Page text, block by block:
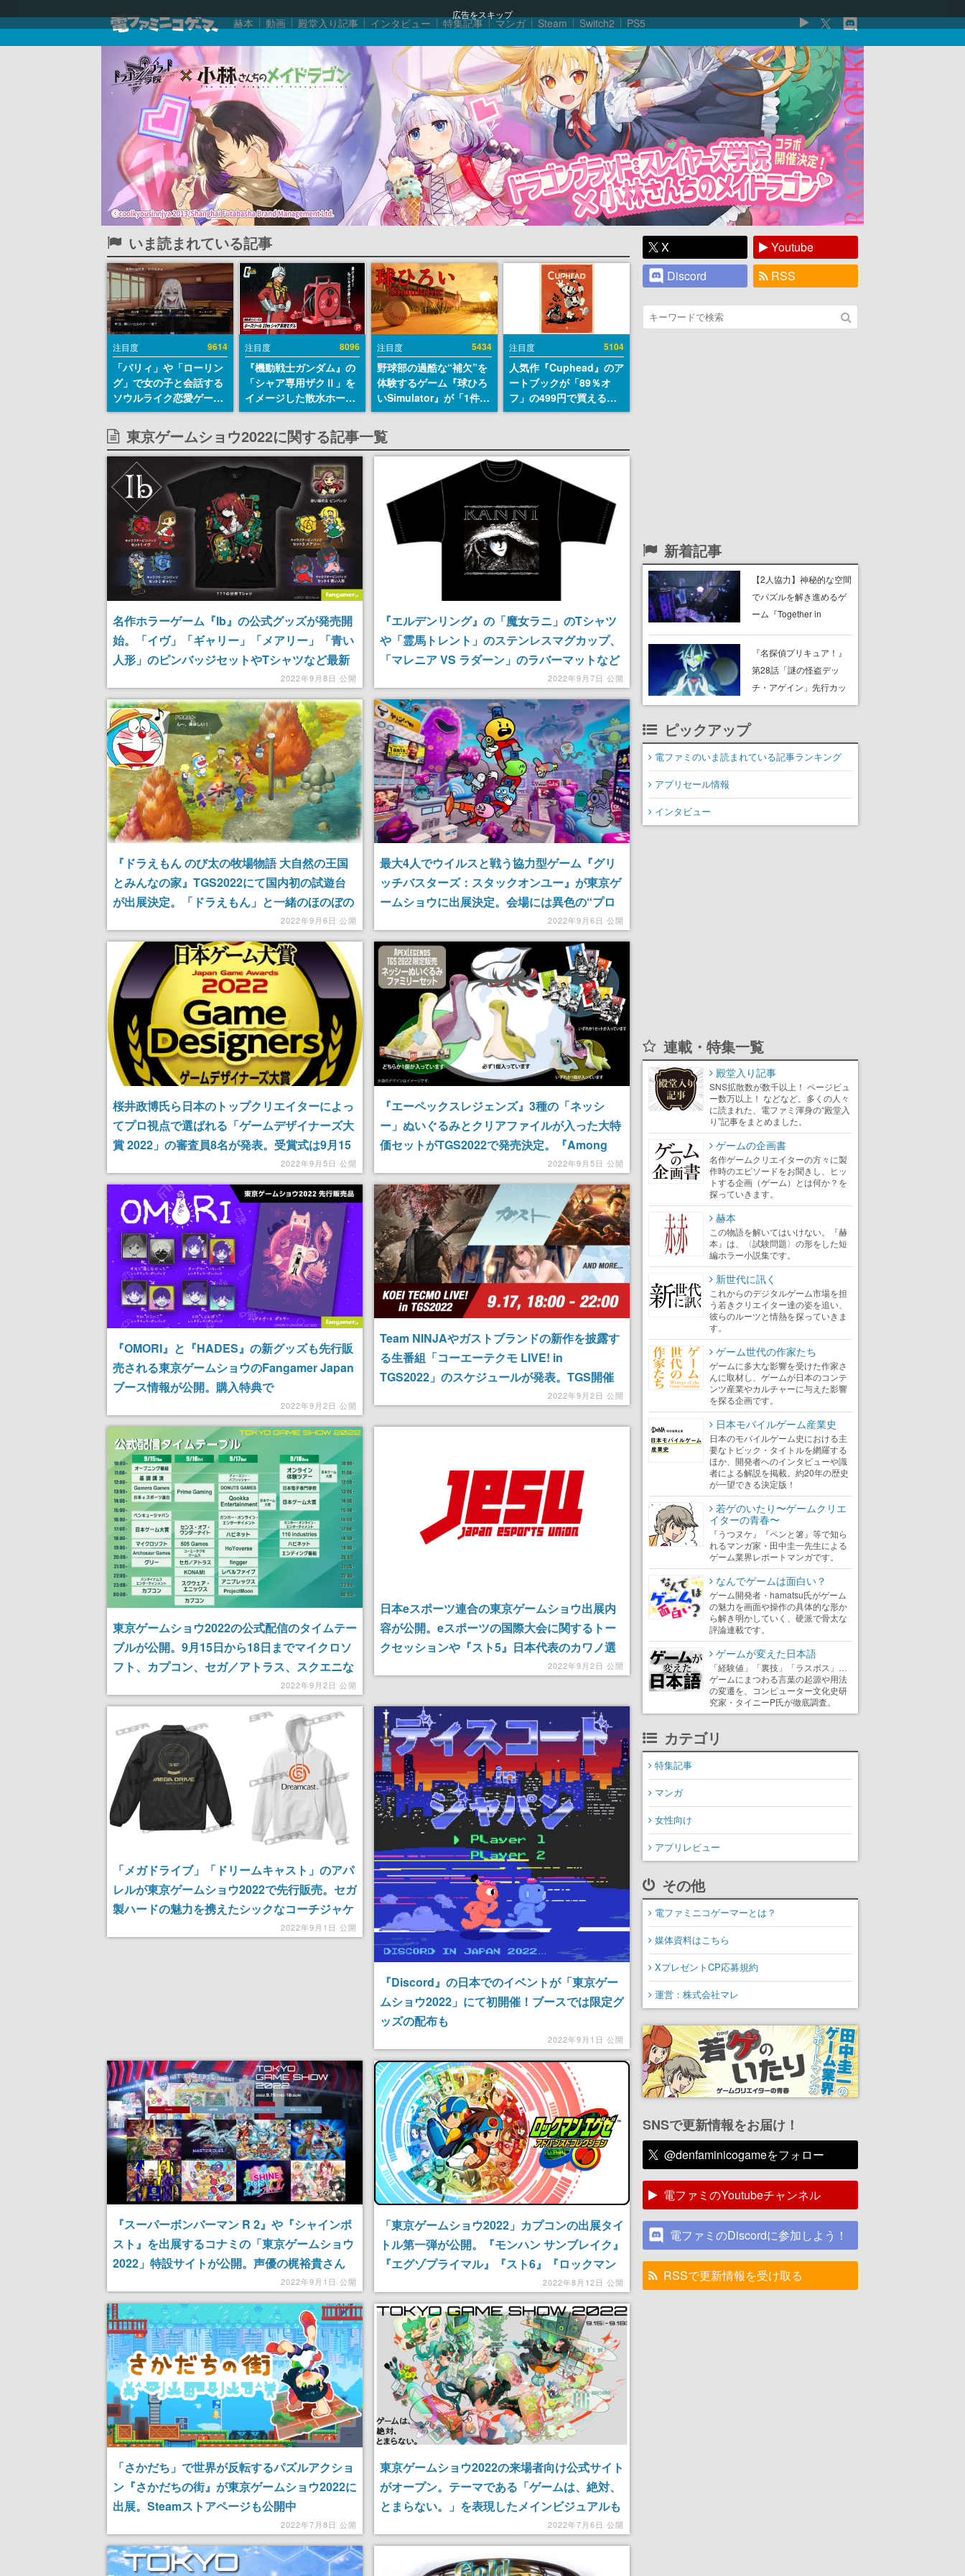
広告をスキップ
赫本 動画 殿堂入り記事 インタビュー 特集記事 マンガ Steam Switch2 PS5
いま読まれている記事
注目度 9614
「パリィ」や「ローリン
グ」で女の子と会話する
ソウルライク恋愛ゲーム
『小早川さんはソウルラ
イク』無料公開。返事に
失敗すると「YOU
DIED」
注目度 8096
『機動戦士ガンダム』の
「シャア専用ザクⅡ」を
イメージした散水ホース
リールが予約開始。本体
にはシャアのパーソナル
マークやジオン公国軍の
エンブレム、型式番号な
どを配置
注目度 5434
野球部の過酷な“補欠”を
体験するゲーム『球ひろ
いSimulator』が「1件」
のウィッシュリストをも
とにチェコ語に対応し
SNSで話題に。『キング
ダム・カム』開発元やチ
ェコのプロ野球選手から
称賛の声
注目度 5104
人気作『Cuphead』のア
ートブックが「89％オ
フ」の499円で買える破
格のセール中。1930年代
期コンセプトやボスキャ
ラ、ステージのイラスト
東京ゲームショウ2022に関する記事一覧
名作ホラーゲーム『Ib』の公式グッズが発売開
始。「イヴ」「ギャリー」「メアリー」「青い
人形」のピンバッジセットやTシャツなど最新
2022年9月8日 公開
『エルデンリング』の「魔女ラニ」のTシャツ
や「霊馬トレント」のステンレスマグカップ、
「マレニア VS ラダーン」のラバーマットなど
2022年9月7日 公開
『ドラえもん のび太の牧場物語 大自然の王国
とみんなの家』TGS2022にて国内初の試遊台
が出展決定。「ドラえもん」と一緒のほのぼの
2022年9月6日 公開
最大4人でウイルスと戦う協力型ゲーム『グリ
ッチバスターズ：スタックオンユー』が東京ゲ
ームショウに出展決定。会場には異色の“プロ
レスRPG”『レッスルクエスト』も登場2022年9月6日 公開
桜井政博氏ら日本のトップクリエイターによっ
てプロ視点で選ばれる「ゲームデザイナーズ大
賞 2022」の審査員8名が発表。受賞式は9月15
2022年9月5日 公開
『エーペックスレジェンズ』3種の「ネッシ
ー」ぬいぐるみとクリアファイルが入った大特
価セットがTGS2022で発売決定。『Among
Us』『フォールガイズ』アイテムも販売
2022年9月5日 公開
『OMORI』と『HADES』の新グッズも先行販
売される東京ゲームショウのFangamer Japan
ブース情報が公開。購入特典で
『DELTARUNE』ラルセイうちわも付いてくる
2022年9月2日 公開
Team NINJAやガストブランドの新作を披露す
る生番組「コーエーテクモ LIVE! in
TGS2022」のスケジュールが発表。TGS開催
を記念する「アトリエ」新グッズも登場2022年9月2日 公開
東京ゲームショウ2022の公式配信のタイムテー
ブルが公開。9月15日から18日までマイクロソ
フト、カプコン、セガ／アトラス、スクエニな
2022年9月2日 公開
日本eスポーツ連合の東京ゲームショウ出展内
容が公開。eスポーツの国際大会に関するトー
クセッションや『スト5』日本代表のカワノ選
手とマゴ選手のエキシビションマッチが実施
2022年9月2日 公開
「メガドライブ」「ドリームキャスト」のアパ
レルが東京ゲームショウ2022で先行販売。セガ
製ハードの魅力を携えたシックなコーチジャケ
2022年9月1日 公開
『Discord』の日本でのイベントが「東京ゲー
ムショウ2022」にて初開催！ブースでは限定グ
ッズの配布も
2022年9月1日 公開
『スーパーボンバーマン R 2』や『シャインポ
スト』を出展するコナミの「東京ゲームショウ
2022」特設サイトが公開。声優の梶裕貴さん
が“シリーズファン代表”を務める新作タイトル
の発表も
2022年9月1日 公開
「東京ゲームショウ2022」カプコンの出展タイ
トル第一弾が公開。『モンハン サンブレイク』
『エグゾプライマル』『スト6』『ロックマン
エクゼ アドバンスドコレクション』が試遊可能
2022年8月12日 公開
「さかだち」で世界が反転するパズルアクショ
ン『さかだちの街』が東京ゲームショウ2022に
出展。Steamストアページも公開中
2022年7月8日 公開
東京ゲームショウ2022の来場者向け公式サイト
がオープン。テーマである「ゲームは、絶対、
とまらない。」を表現したメインビジュアルも
2022年7月6日 公開
X
Youtube
Discord
RSS
新着記事
【2人協力】神秘的な空間
でパズルを解き進めるゲ
ーム『Together in
8月8日Steamでリリー
ス。時に忘れ去られた世
界の古代洞窟を舞台に、4
『名探偵プリキュア！』
第28話「謎の怪盗デッ
チ・アゲイン」先行カッ
ト解禁。泣きぼくろにモ
ピックアップ
電ファミのいま読まれている記事ランキング
アプリセール情報
インタビュー
連載・特集一覧
殿堂入り記事
SNS拡散数が数千以上！ ページビュ
ー数万以上！ などなど。多くの人々
に読まれた、電ファミ渾身の“殿堂入
り”記事をまとめました。
ゲームの企画書
名作ゲームクリエイターの方々に製
作時のエピソードをお聞きし、ヒッ
トする企画（ゲーム）とは何か？を
探っていきます。
赫本
この物語を解いてはいけない。『赫
本』は、〈試験問題〉の形をした短
編ホラー小説集です。
新世代に訊く
これからのデジタルゲーム市場を担
う若きクリエイター達の姿を追い、
彼らのルーツと情熱を探っていきま
す。
ゲーム世代の作家たち
ゲームに多大な影響を受けた作家さ
んに取材し、ゲームが日本のコンテ
ンツ産業やカルチャーに与えた影響
を探る企画です。
日本モバイルゲーム産業史
日本のモバイルゲーム史における主
要なトピック・タイトルを網羅する
ほか、開発者へのインタビューや識
者による解説を掲載。約20年の歴史
が一望できる決定版！
若ゲのいたり〜ゲームクリエ
イターの青春〜
『うつヌケ』『ペンと箸』等で知ら
れるマンガ家・田中圭一先生による
ゲーム業界レポートマンガです。
なんでゲームは面白い？
ゲーム開発者・hamatsu氏がゲーム
の魅力を画面や操作の具体的な形か
ら解き明かしていく、硬派で骨太な
評論連載です。
ゲームが変えた日本語
「経験値」「裏技」「ラスボス」…
ゲームにまつわる言葉の起源や用法
の変遷を、コンピューター文化史研
究家・タイニーP氏が徹底調査。
カテゴリ
特集記事
マンガ
女性向け
アプリレビュー
その他
電ファミニコゲーマーとは？
媒体資料はこちら
XプレゼントCP応募規約
運営：株式会社マレ
SNSで更新情報をお届け！
@denfaminicogameをフォロー
電ファミのYoutubeチャンネル
電ファミのDiscordに参加しよう！
RSSで更新情報を受け取る